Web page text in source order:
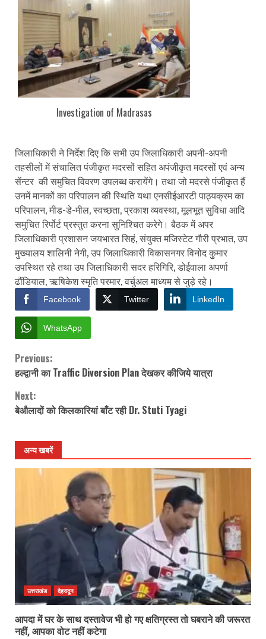
Investigation of Madrasas
जिलाधिकारी ने निर्देश दिए कि सभी उप जिलाधिकारी अपनी-अपनी
तहसीलों में संचालित पंजीकृत मदरसों सहित अपंजीकृत मदरसों एवं अन्य
सेंन्टर की समुचित विवरण उपलब्ध करायेंगे। तथा जो मदरसे पंजीकृत हैं
उनमें मानकों का परिपालन की स्थिति यथा एनसीईआरटी पाठ्यक्रम का
परिपालन, मीड-डे-मील, स्वच्छता, प्रकाश व्यवस्था, मूलभूत सुविधा आदि
समुचित रिर्पोर्ट प्रस्तुत करना सुनिश्चित करेगे। बैठक में अपर
जिलाधिकारी प्रशासन जयभारत सिहं, संयुक्त मजिस्टेट गौरी प्रभात, उप
मुख्यालय शालिनी नेगी, उप जिलाधिकारी विकासनगर विनोद कुुमार
उपस्थित रहे तथा उप जिलाधिकारी सदर हरिगिरि, डोईवाला अपर्णा
ढौंडियाल, ऋषिकेश स्मृति परमार, वर्चुअल माध्यम से जुड़े रहे।
Facebook Twitter LinkedIn
WhatsApp
Continue
Previous:
हल्द्वानी का Traffic Diversion Plan देखकर कीजिये यात्रा
Next:
बेऔलादों को किलकारियां बाँट रही Dr. Stuti Tyagi
अन्य खबरें
उत्तराखंड देहरादून
आपदा में घर के साथ दस्तावेज भी हो गए क्षतिग्रस्त तो घबराने की जरूरत
नहीं, आपका वोट नहीं कटेगा